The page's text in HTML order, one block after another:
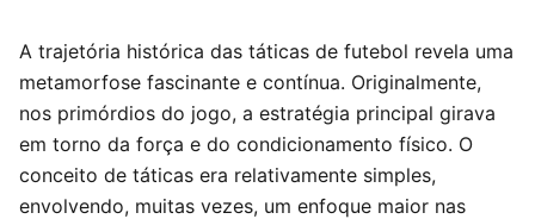
A trajetória histórica das táticas de futebol revela uma
metamorfose fascinante e contínua. Originalmente,
nos primórdios do jogo, a estratégia principal girava
em torno da força e do condicionamento físico. O
conceito de táticas era relativamente simples,
envolvendo, muitas vezes, um enfoque maior nas